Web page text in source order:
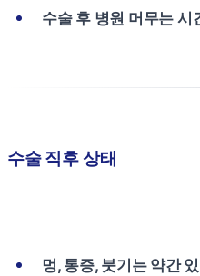
수술 후 병원 머무는
수술 직후 상태
멍, 통증, 붓기는 약간